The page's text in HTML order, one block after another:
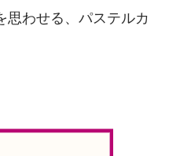
思わせる、パステルカ